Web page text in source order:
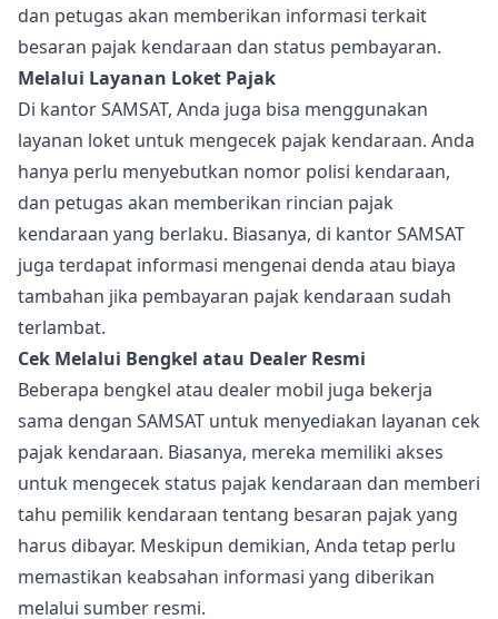
dan petugas akan memberikan informasi terkait
besaran pajak kendaraan dan status pembayaran.
Melalui Layanan Loket Pajak
Di kantor SAMSAT, Anda juga bisa menggunakan
layanan loket untuk mengecek pajak kendaraan. Anda
hanya perlu menyebutkan nomor polisi kendaraan,
dan petugas akan memberikan rincian pajak
kendaraan yang berlaku. Biasanya, di kantor SAMSAT
juga terdapat informasi mengenai denda atau biaya
tambahan jika pembayaran pajak kendaraan sudah
terlambat.
Cek Melalui Bengkel atau Dealer Resmi
Beberapa bengkel atau dealer mobil juga bekerja
sama dengan SAMSAT untuk menyediakan layanan cek
pajak kendaraan. Biasanya, mereka memiliki akses
untuk mengecek status pajak kendaraan dan memberi
tahu pemilik kendaraan tentang besaran pajak yang
harus dibayar. Meskipun demikian, Anda tetap perlu
memastikan keabsahan informasi yang diberikan
melalui sumber resmi.